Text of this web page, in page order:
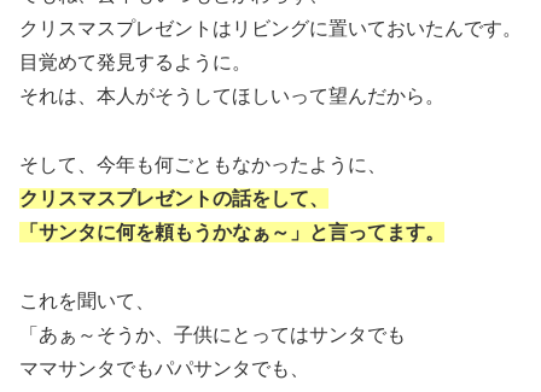
クリスマスプレゼントはリビングに置いておいたんです。
目覚めて発見するように。
それは、本人がそうしてほしいって望んだから。
そして、今年も何ごともなかったように、
クリスマスプレゼントの話をして、
「サンタに何を頼もうかなぁ～」と言ってます。
これを聞いて、
「あぁ～そうか、子供にとってはサンタでも
ママサンタでもパパサンタでも、